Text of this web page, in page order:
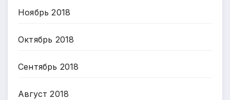
Ноябрь 2018
Октябрь 2018
Сентябрь 2018
Август 2018